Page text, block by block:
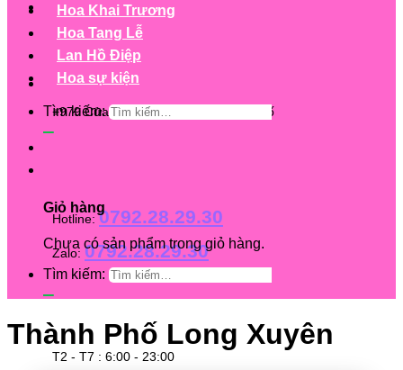
+979 Cửa hàng trên 63 tỉnh/ thành phố
Hotline:0792.28.29.30
Zalo: 0792.28.29.30
T2 - T7 : 6:00 - 23:00
Hoa Khai Trương
Hoa Tang Lễ
Lan Hồ Điệp
Hoa sự kiện
Tìm kiếm:
Giỏ hàng
Chưa có sản phẩm trong giỏ hàng.
Tìm kiếm:
Thành Phố Long Xuyên